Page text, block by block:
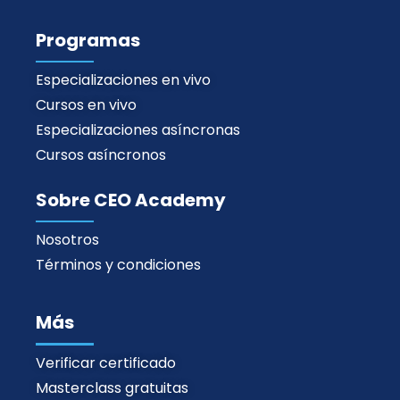
Programas
Especializaciones en vivo
Cursos en vivo
Especializaciones asíncronas
Cursos asíncronos
Sobre CEO Academy
Nosotros
Términos y condiciones
Más
Verificar certificado
Masterclass gratuitas